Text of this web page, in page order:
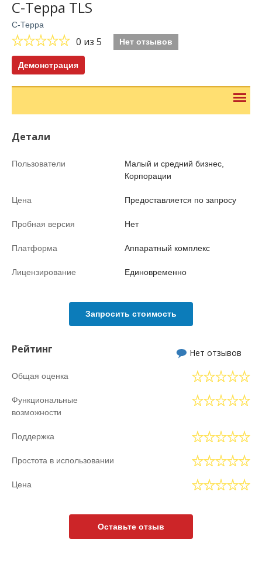
С-Терра TLS
С-Терра
0 из 5 Нет отзывов
Демонстрация
Детали
Пользователи
Малый и средний бизнес,
Корпорации
Цена Предоставляется по запросу
Пробная версия Нет
Платформа Аппаратный комплекс
Лицензирование Единовременно
Запросить стоимость
Рейтинг Нет отзывов
Общая оценка
Функциональные
возможности
Поддержка
Простота в использовании
Цена
Оставьте отзыв